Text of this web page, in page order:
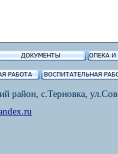
район, с.Терновка,
.ru